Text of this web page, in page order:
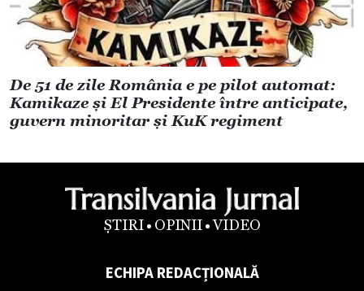
De 51 de zile România e pe pilot automat:
Kamikaze și El Presidente între anticipate,
guvern minoritar și KuK regiment
ȘTIRI OPINII VIDEO
ECHIPA REDACȚIONALĂ